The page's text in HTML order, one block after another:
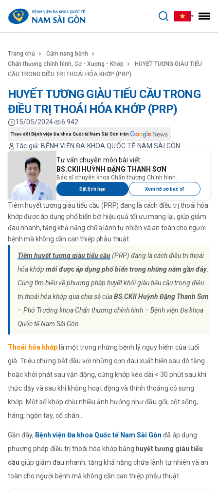
Trang chủ
Cẩm nang bệnh
Chấn thương chỉnh hình, Cơ - Xương - Khớp
HUYẾT TƯƠNG GIÀU TIỂU
CẦU TRONG ĐIỀU TRỊ THOÁI HÓA KHỚP (PRP)
HUYẾT TƯƠNG GIÀU TIỂU CẦU TRONG
ĐIỀU TRỊ THOÁI HÓA KHỚP (PRP)
Tác giả: BỆNH VIỆN ĐA KHOA QUỐC TẾ NAM SÀI GÒN
15/05/2024 6.942
Theo dõi Bệnh viện Đa khoa Quốc tế Nam Sài Gòn trên
Tiêm huyết tương giàu tiểu cầu (PRP) đang là cách điều trị thoái hóa
khớp được áp dụng phổ biến bởi hiệu quả tối ưu mang lại, giúp giảm
đau nhanh, tăng khả năng chữa lành tự nhiên và an toàn cho người
bệnh mà không cần can thiệp phẫu thuật.
Tư vấn chuyên môn bài viết
BS.CKII HUỲNH ĐẶNG THANH SƠN
Bác sĩ chuyên khoa Chấn thương Chỉnh hình.
Đặt lịch hẹn Xem hồ sơ bác sĩ
Tiêm huyết tương giàu tiểu cầu(PRP) đang là cách điều trị thoái
hóa khớp mới được áp dụng phổ biến trong những năm gần đây.
Cùng tìm hiểu về phương pháp huyết khối giàu tiểu cầu trong điều
trị thoái hóa khớp qua chia sẻ củaBS.CKII Huỳnh Đặng Thanh Sơn
– Phó Trưởng khoa Chấn thương chỉnh hình – Bệnh viện Đa khoa
Quốc tế Nam Sài Gòn.
Thoái hóa khớp là một trong những bệnh lý nguy hiểm của tuổi
già. Triệu chứng bắt đầu với những cơn đau xuất hiện sau đó tăng
hoặc khởi phát sau vận động, cứng khớp kéo dài < 30 phút sau khi
thức dậy và sau khi không hoạt động và thỉnh thoảng có sưng
khớp. Một số khớp chịu nhiều ảnh hưởng như đầu gối, cột sống,
háng, ngón tay, cổ chân…
Gần đây, Bệnh viện Đa khoa Quốc tế Nam Sài Gòn đã áp dụng
phương pháp điều trị thoái hóa khớp bằng huyết tương giàu tiểu
cầu giúp giảm đau nhanh, tăng khả năng chữa lành tự nhiên và an
toàn cho người bệnh mà không cần can thiệp phẫu thuật.